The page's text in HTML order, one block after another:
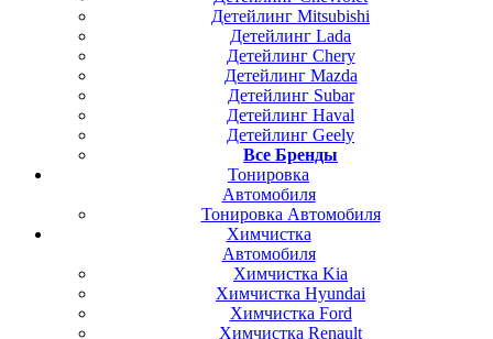
Детейлинг Mitsubishi
Детейлинг Lada
Детейлинг Chery
Детейлинг Mazda
Детейлинг Subar
Детейлинг Haval
Детейлинг Geely
Все Бренды
Тонировка
Автомобиля
Тонировка Автомобиля
Химчистка
Автомобиля
Химчистка Kia
Химчистка Hyundai
Химчистка Ford
Химчистка Renault